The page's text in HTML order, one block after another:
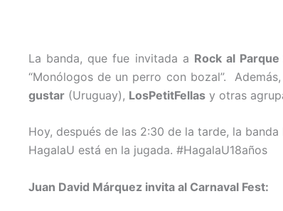
La banda, que fue invitada a Rock al
“Monólogos de un perro con bozal”.
gustar (Uruguay), LosPetitFellas y otras
Hoy, después de las 2:30 de la tarde, la
HagalaU está en la jugada. #HagalaU18años
Juan David Márquez invita al Carnaval Fest: